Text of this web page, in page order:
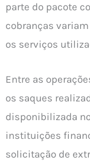
parte do pacote
cobranças
os serviços
Entre as
os saques
disponibilizada
instituições
solicitação de